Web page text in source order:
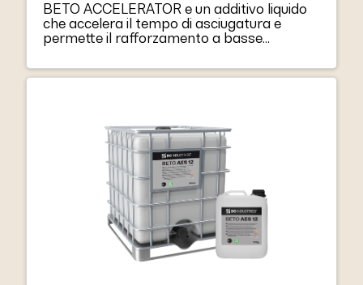
BETO ACCELERATOR e un additivo liquido
che accelera il tempo di asciugatura e
permette il rafforzamento a basse
altri agenti irritanti. BETO ACCELERATOR
non ha alcun effetto sulla resistenza del